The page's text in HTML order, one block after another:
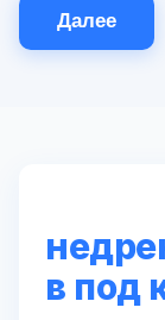
Далее
в под